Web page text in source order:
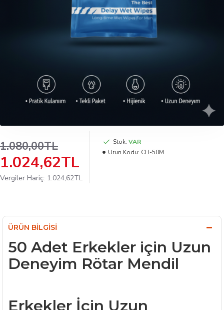
1.024,62TL
1.080,00TL
Vergiler Hariç: 1.024,62TL
Stok: VAR
Ürün Kodu: CH-50M
ÜRÜN BILGISI
50 Adet Erkekler için Uzun
Deneyim Rötar Mendil
Erkekler İçin Uzun